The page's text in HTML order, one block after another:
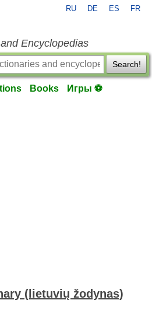
RU DE ES FR
Encyclopedias
Search!
Books Игры ⚽
(lietuvių žodynas)